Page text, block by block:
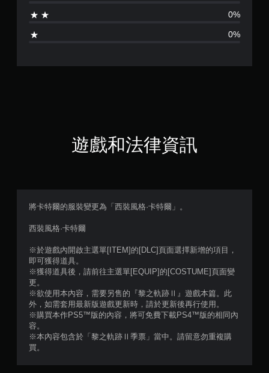
1
星
，
共
1
則
評
分
0%
0%
遊戲和法律資訊
將卡特爾的服裝變更為「西裝風格·卡特爾」。
西裝風格·卡特爾
※於遊戲內開啟主選單[ITEM]的[DLC]頁面選擇新增的項目，
即可獲得道具。
※獲得道具後，請前往主選單[EQUIP]的[COSTUME]頁面變
更。
※欲使用本內容，需要另售的『黎之軌跡Ⅱ』遊戲本篇。此
外，如需套用最新版遊戲更新時，請於更新後再行使用。
※購買本作PS5™版的內容，將可免費下載PS4™版的相同內
容。
※本內容包含於「黎之軌跡Ⅱ季票」當中。請留意勿重複購
買。